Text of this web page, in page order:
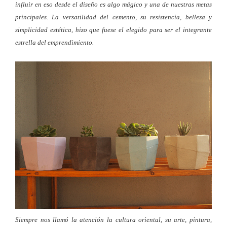
influir en eso desde el diseño es algo mágico y una de nuestras metas
principales.La versatilidad del cemento, su resistencia, belleza y
simplicidad estética, hizo que fuese el elegido para ser el integrante
estrella del emprendimiento.
Siempre nos llamó la atención la cultura oriental, su arte, pintura,